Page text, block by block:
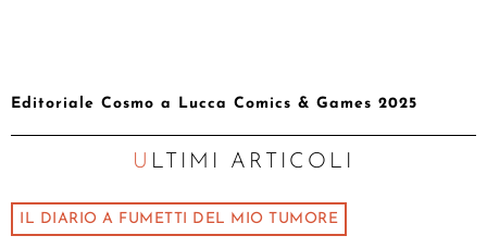
Editoriale Cosmo a Lucca Comics & Games 2025
ULTIMI ARTICOLI
IL DIARIO A FUMETTI DEL MIO TUMORE